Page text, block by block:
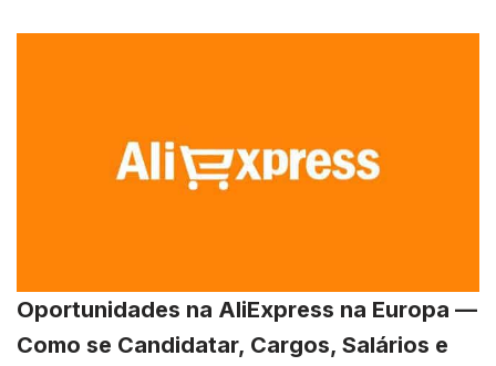
Oportunidades na AliExpress na Europa —
Como se Candidatar, Cargos, Salários e